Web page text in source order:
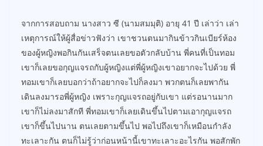
จากการสอบถาม นางสาว ซี (นามสมมุติ) อายุ 41 ปี เล่าว่า เล่า
เหตุการณ์ให้ผู้สื่อข่าวฟังว่า เขาชวนตนมากินข้าวกินเบียร์ห้อง
ของผู้หญิงพอกินกันเสร็จตนเลยขอตัวกลับบ้าน พี่คนที่เป็นทอม
เขาก็เลยขอกุญแจรถกับผู้หญิงแต่พี่ผู้หญิงเขาอยากจะไปด้วย พี่
ทอมเขาก็เลยบอกว่าถ้าอยากจะไปก็ลงมา พวกตนก็เลยพากัน
เดินลงมารอพี่ผู้หญิง เพราะกุญแจรถอยู่กับเขา แต่รอนานมาก
เขาก็ไม่ลงมาสักที พี่ทอมเขาก็เลยเดินขึ้นไปตามเอากุญแจรถ
เขาก็ขึ้นไปนาน ตนเลยตามขึ้นไป พอไปถึงเขาก็เหมือนกำลัง
ทะเลาะกัน ตนก็ไม่รู้ว่าก่อนหน้านี้เขาทะเลาะอะไรกัน พอสักพัก